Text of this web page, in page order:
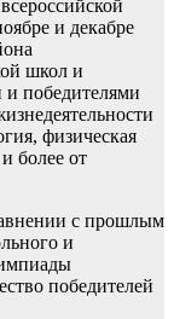
и декабре
школ и
победителями
физическая
более от
с прошлым
и
победителей